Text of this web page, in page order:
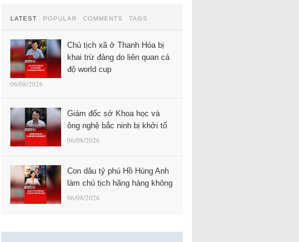
LATEST POPULAR COMMENTS TAGS
Chủ tịch xã ở Thanh Hóa bị
khai trừ đảng do liên quan cá
độ world cup
06/08/2026
Giám đốc sở Khoa học và
ông nghệ bắc ninh bị khởi tố
06/08/2026
Con dâu tỷ phú Hồ Hùng Anh
làm chủ tịch hãng hàng không
06/08/2026